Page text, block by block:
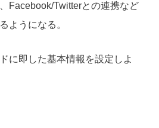
Facebook/Twitterとの連携など
ようになる。
に即した基本情報を設定しよ